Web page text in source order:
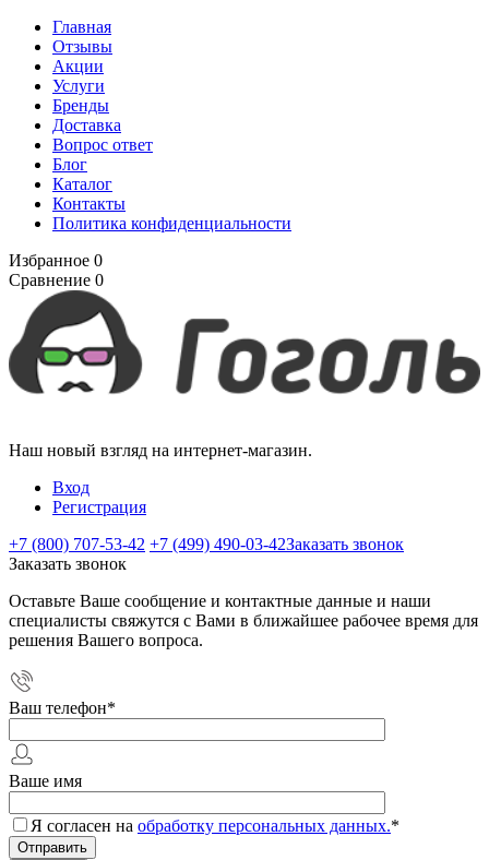
Главная
Отзывы
Акции
Услуги
Бренды
Доставка
Вопрос ответ
Блог
Каталог
Контакты
Политика конфиденциальности
Избранное 0
Сравнение 0
Наш новый взгляд на интернет-магазин.
Вход
Регистрация
+7 (800) 707-53-42 +7 (499) 490-03-42Заказать звонок
Заказать звонок
Оставьте Ваше сообщение и контактные данные и наши
специалисты свяжутся с Вами в ближайшее рабочее время для
решения Вашего вопроса.
Ваш телефон*
Ваше имя
Я согласен на обработку персональных данных.*